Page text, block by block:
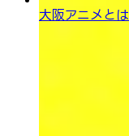
大阪アニメとは